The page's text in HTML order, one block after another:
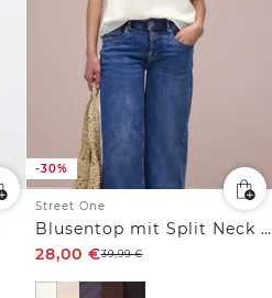
-30%
Street One
Blusentop mit Split Neck und Shiffleydetails
28,00 €39,99€